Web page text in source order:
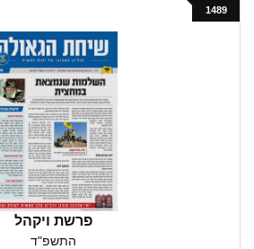
1489
פרשת ויקהל
התשפ"ד